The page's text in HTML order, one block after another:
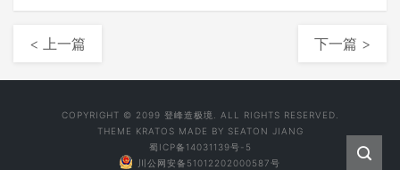
< 上一篇 下一篇 >
COPYRIGHT © 2099 登峰造极境. ALL RIGHTS RESERVED.
THEME KRATOS MADE BY SEATON JIANG
蜀ICP备14031139号-5
川公网安备51012202000587号